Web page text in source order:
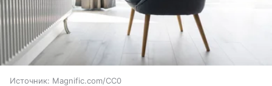
Источник: Magnific.com/CC0